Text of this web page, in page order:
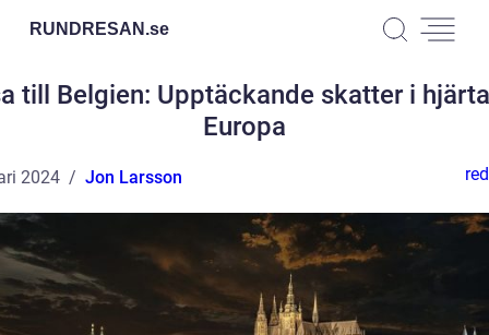
RUNDRESAN.se
till Belgien: Upptäckande skatter i
Europa
2024 Jon Larsson